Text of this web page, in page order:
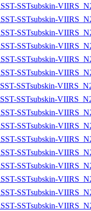
SSTsubskin-
SSTsubskin-
SSTsubskin-
SSTsubskin-
SSTsubskin-
SSTsubskin-
SSTsubskin-
SSTsubskin-
SSTsubskin-
SSTsubskin-
SSTsubskin-
SSTsubskin-
SSTsubskin-
SSTsubskin-
SSTsubskin-
SSTsubskin-